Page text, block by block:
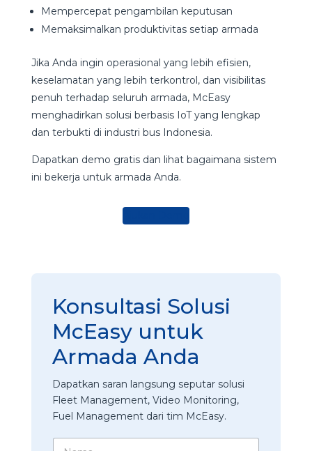
Mempercepat pengambilan keputusan
Memaksimalkan produktivitas setiap armada
Jika Anda ingin operasional yang lebih efisien,
keselamatan yang lebih terkontrol, dan visibilitas
penuh terhadap seluruh armada, McEasy
menghadirkan solusi berbasis IoT yang lengkap
dan terbukti di industri bus Indonesia.
Dapatkan demo gratis dan lihat bagaimana sistem
ini bekerja untuk armada Anda.
Konsultasi Solusi
McEasy untuk
Armada Anda
Dapatkan saran langsung seputar solusi
Fleet Management, Video Monitoring,
Fuel Management dari tim McEasy.
N